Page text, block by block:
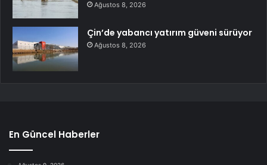
Ağustos 8, 2026
Çin’de yabancı yatırım güveni sürüyor
Ağustos 8, 2026
En Güncel Haberler